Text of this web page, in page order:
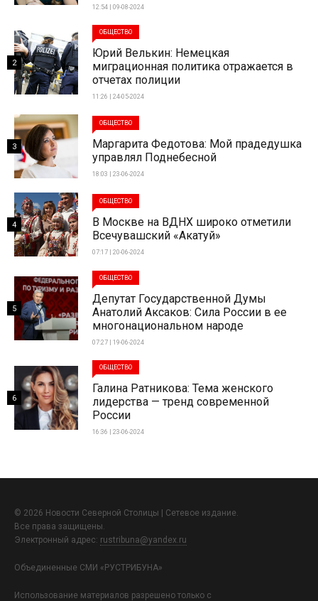
12:54 | 09-08-2024
ОБЩЕСТВО
Юрий Велькин: Немецкая
миграционная политика отражается в
отчетах полиции
11:26 | 24-05-2024
2
ОБЩЕСТВО
Маргарита Федотова: Мой прадедушка
управлял Поднебесной
18:03 | 23-06-2024
3
ОБЩЕСТВО
В Москве на ВДНХ широко отметили
Всечувашский «Акатуй»
07:17 | 20-06-2024
4
ОБЩЕСТВО
Депутат Государственной Думы
Анатолий Аксаков: Сила России в ее
многонациональном народе
07:27 | 19-06-2024
5
ОБЩЕСТВО
Галина Ратникова: Тема женского
лидерства — тренд современной
России
16:36 | 23-06-2024
6
© 2026 Новости Северной Столицы | Сетевое издание.
Все права защищены.
Электронный адрес: rustribuna@yandex.ru
Объединенные СМИ «РУСТРИБУНА»
Использование материалов разрешено только с